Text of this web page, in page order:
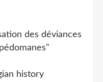
des déviances
history